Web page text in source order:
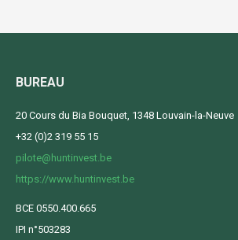
BUREAU
20 Cours du Bia Bouquet, 1348 Louvain-la-Neuve
+32 (0)2 319 55 15
pilote@huntinvest.be
https://www.huntinvest.be
BCE 0550.400.665
IPI n°503283